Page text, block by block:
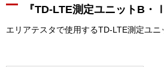
『TD-LTE測定ユニットB・
エリアテスタで使用するTD-LTE測定ユニ